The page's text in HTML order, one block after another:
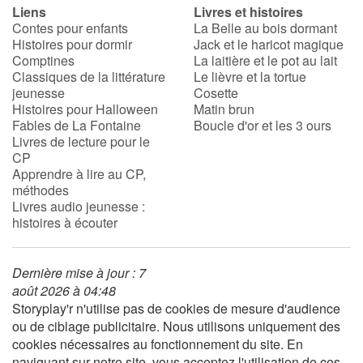
Liens
Contes pour enfants
Histoires pour dormir
Comptines
Classiques de la littérature
jeunesse
Histoires pour Halloween
Fables de La Fontaine
Livres de lecture pour le
CP
Apprendre à lire au CP,
méthodes
Livres audio jeunesse :
histoires à écouter
Livres et histoires
La Belle au bois dormant
Jack et le haricot magique
La laitière et le pot au lait
Le lièvre et la tortue
Cosette
Matin brun
Boucle d'or et les 3 ours
Dernière mise à jour : 7
août 2026 à 04:48
Storyplay'r n'utilise pas de cookies de mesure d'audience
ou de ciblage publicitaire. Nous utilisons uniquement des
cookies nécessaires au fonctionnement du site. En